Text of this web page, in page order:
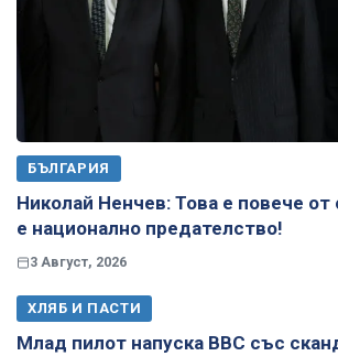
БЪЛГАРИЯ
Николай Ненчев: Това е повече от
е национално предателство!
3 Август, 2026
ХЛЯБ И ПАСТИ
Млад пилот напуска ВВС със